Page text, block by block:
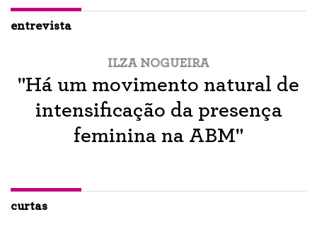
entrevista
ILZA NOGUEIRA
"Há um movimento natural de
intensificação da presença
feminina na ABM"
curtas